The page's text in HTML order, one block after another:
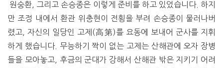
원숭환, 그리고 손승종은 이렇게 준비를 하고 있었습니다. 하지
만 조정 내에서 환관 위충현이 전횡을 부려 손승종이 물러나버
렸고, 자신의 일당인 고제(高第)를 요동에 보내어 군사를 지휘
하게 했습니다. 무능하기 짝이 없는 고제는 산해관에 오자 장병
들을 모아놓고, 후금의 군대가 강해서 산해관 밖은 지키기 어려